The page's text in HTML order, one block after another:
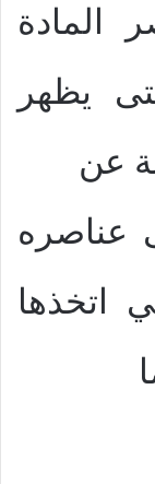
المادة
يظهر
عن
عناصره
اتخذها